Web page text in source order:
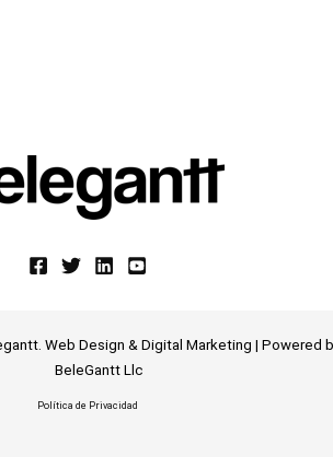
Web Design & Digital Marketing | Powered
BeleGantt Llc
Política de Privacidad